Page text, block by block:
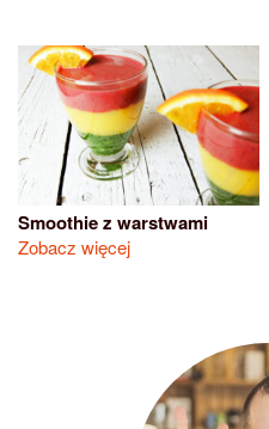
Smoothie z warstwami
Zobacz więcej